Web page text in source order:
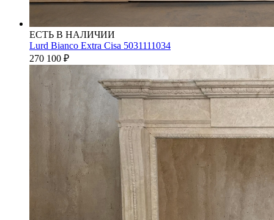
ЕСТЬ В НАЛИЧИИ
Lurd Bianco Extra Cisa 5031111034
270 100 ₽